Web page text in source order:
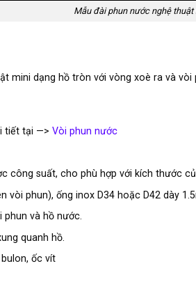
Mẫu đài phun nước nghệ
mini dạng hồ tròn với vòng xoè ra và
tiết tại —> Vòi phun nước
công suất, cho phù hợp với kích thước
phun), ống inox D34 hoặc D42 dày
và hồ nước.
quanh hồ.
ốc vít